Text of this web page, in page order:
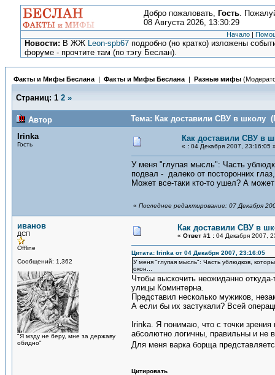
Добро пожаловать, Гость.
08 Августа 2026, 13:30:29
Начало |
Новости: В ЖЖ Leon-spb67 подробно (но кратко) изложены
форуме - прочтите там (по тэгу Беслан).
Факты и Мифы Беслана | Факты и Мифы Беслана | Разные мифы
Страниц: 1 2 »
Автор
Тема: Как доставили СВУ в школу
Irinka
Гость
Как доставили СВУ в
« : 04 Декабря 2007, 23:16:05
У меня "глупая мысль": Часть
подвал - далеко от посторонних
Может все-таки кто-то ушел? А
« Последнее редактирование: 07 Декабря
иванов
ДСП
Offline
Сообщений: 1,362
"Я мзду не беру, мне за державу
обидно"
Как доставили СВУ в
« Ответ #1 : 04 Декабря 2007,
Цитата: Irinka от 04 Декабря 2007, 23:16:05
У меня "глупая мысль": Часть ублюдков,
окон...
Чтобы выскочить неожиданно
улицы Коминтерна.
Представил несколько мужиков,
А если бы их застукали? Всей
Irinka. Я понимаю, что с точки
абсолютно логичны, правильны и не
Для меня варка борща
Цитировать